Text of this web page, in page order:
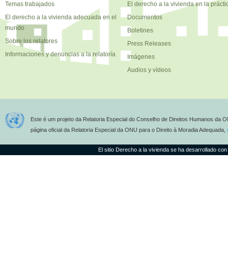
Temas trabajados
El derecho a la vivienda adecuada en el
mundo
Sobre los relatores
Informaciones y denuncias a la relatoría
El derecho a la vivienda en la
Documentos
Boletines
Press Releases
Imágenes
Audios y vídeos
Este é um projeto da Relatoria Especial do Conselho de Direitos Humanos da
página oficial da Relatoria Especial da ONU para o Direito à Moradia Adequada,
El sitio Derecho a la vivienda se ha desarrollado